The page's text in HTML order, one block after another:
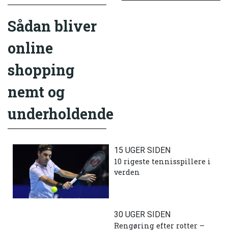
Sådan bliver
online
shopping
nemt og
underholdende
15 UGER SIDEN
10 rigeste tennisspillere i
verden
30 UGER SIDEN
Rengøring efter rotter –